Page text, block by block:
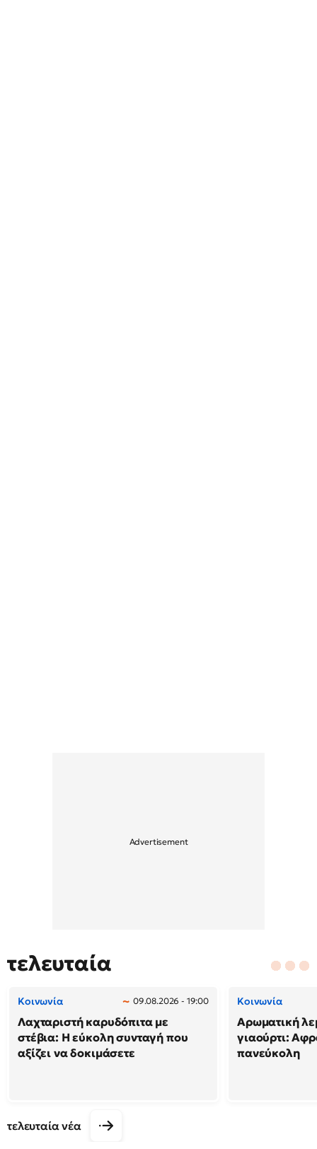
τελευταία
Κοινωνία 09.08.2026 - 19:00
Λαχταριστή καρυδόπιτα με
στέβια: Η εύκολη συνταγή που
αξίζει να δοκιμάσετε
Κοινωνία
Αρωματική
γιαούρτι:
πανεύκολη
τελευταία νέα